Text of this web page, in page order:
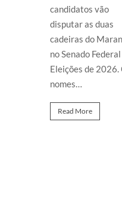
candidatos vão
disputar as duas
cadeiras do
no Senado
Eleições de 2026.
nomes…
Read More